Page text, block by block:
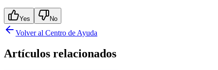
Yes No
Volver al Centro de Ayuda
Artículos relacionados